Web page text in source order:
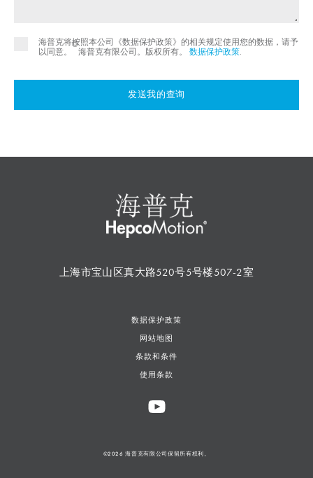
海普克将按照本公司《数据保护政策》的相关规定使用您的数据，请予
以同意。
©
海普克有限公司。版权所有。 数据保护政策.
发送我的查询
上海市宝山区真大路520号5号楼507-2室
数据保护政策
网站地图
条款和条件
使用条款
©2026 海普克有限公司保留所有权利。